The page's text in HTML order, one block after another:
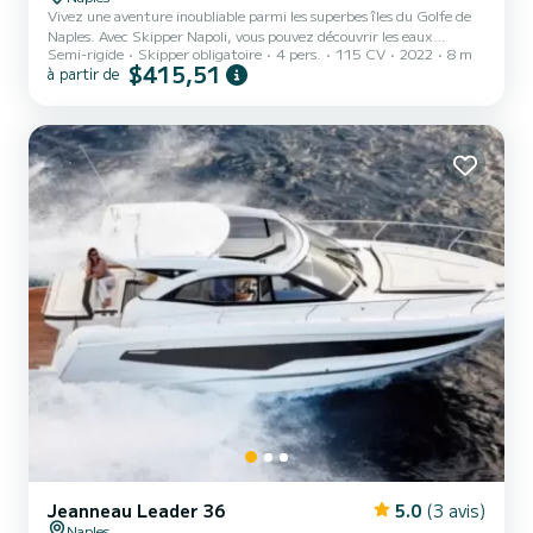
Vivez une aventure inoubliable parmi les superbes îles du Golfe de
Naples. Avec Skipper Napoli, vous pouvez découvrir les eaux
cristallines de Capri, les merveilles thermales d'Ischia et
l'authenticité intemporelle de Procida.
Semi-rigide Skipper obligatoire 4 pers. 115 CV 2022 8 m
à partir de $415,51
Jeanneau Leader 36 5.0 (3 avis)